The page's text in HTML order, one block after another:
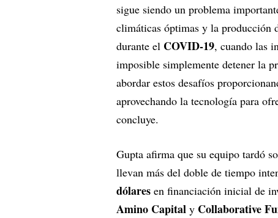
sigue siendo un problema
climáticas óptimas y la producción
durante el COVID-19, cuando las
imposible simplemente detener la
abordar estos desafíos
aprovechando la tecnología para
concluye.
Gupta afirma que su equipo tardó
llevan más del doble de tiempo
dólares en financiación inicial de
Amino Capital y Collaborative